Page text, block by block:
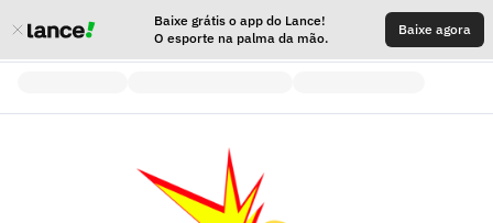
Baixe grátis o app do Lance!
O esporte na palma da mão.
Baixe agora